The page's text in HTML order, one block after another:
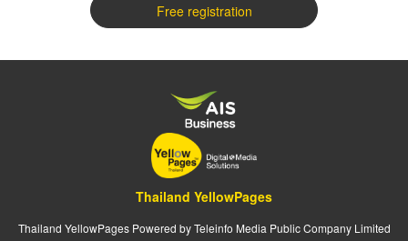
Free registration
Thailand YellowPages
Thailand YellowPages Powered by Teleinfo Media Public Company Limited